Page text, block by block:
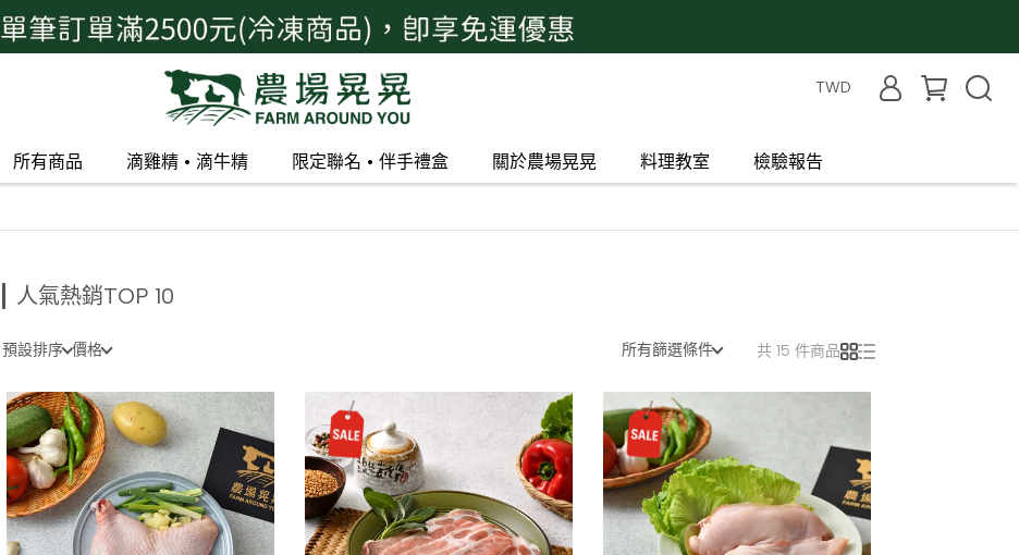
TWD
所有商品 滴雞精 • 滴牛精 限定聯名 • 伴手禮盒 關於農場晃晃 料理教室 檢驗報告
人氣熱銷TOP 10
預設排序 價格 所有篩選條件 共 15 件商品